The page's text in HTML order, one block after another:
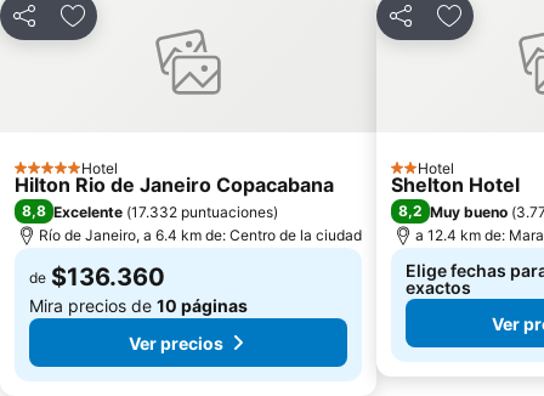
Isla de Paquetá
Centro Cultural Banco do Brasil
Riocentro Convention Centre
Praia de São Francisco
Metrô Rio
Carioca Metro Station
Do Recreio dos Bandeirantes
General Osório Metro Station
CompartirAgregar a favoritos
5 EstrellasHotel
Hilton Rio de Janeiro Copacabana
8,8 Excelente (17.332 puntuaciones)
Río de Janeiro, a 6.4 km de: Centro de la ciudad
de $136.360
Mira precios de 10 páginas
Ver precios
CompartirAgregar
2 Estrellas
Hotel
Shelton Hotel
8,2 Muy bueno (
a 12.4 km de:
Elige fechas
exactos
Ver